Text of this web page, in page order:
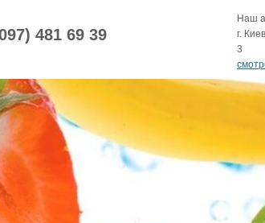
481 69 39
Наш
г.
3